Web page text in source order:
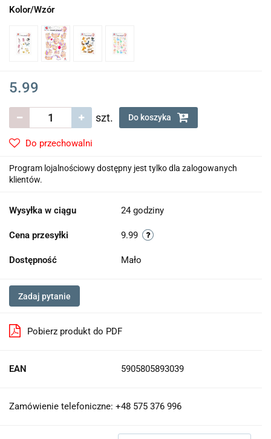
Kolor/Wzór
5.99
szt. Do koszyka
Do przechowalni
Program lojalnościowy dostępny jest tylko dla zalogowanych
klientów.
Wysyłka w ciągu 24 godziny
Cena przesyłki 9.99
Dostępność Mało
Zadaj pytanie
Pobierz produkt do PDF
EAN 5905805893039
Zamówienie telefoniczne: +48 575 376 996